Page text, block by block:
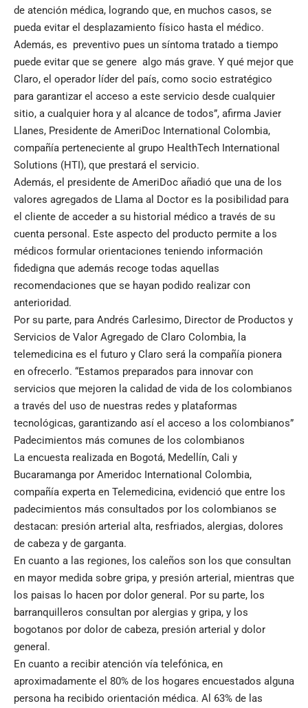
de atención médica, logrando que, en muchos casos, se
pueda evitar el desplazamiento físico hasta el médico.
Además, es preventivo pues un síntoma tratado a tiempo
puede evitar que se genere algo más grave. Y qué mejor que
Claro, el operador líder del país, como socio estratégico
para garantizar el acceso a este servicio desde cualquier
sitio, a cualquier hora y al alcance de todos”, afirma Javier
Llanes, Presidente de AmeriDoc International Colombia,
compañía perteneciente al grupo HealthTech International
Solutions (HTI), que prestará el servicio.
Además, el presidente de AmeriDoc añadió que una de los
valores agregados de Llama al Doctor es la posibilidad para
el cliente de acceder a su historial médico a través de su
cuenta personal. Este aspecto del producto permite a los
médicos formular orientaciones teniendo información
fidedigna que además recoge todas aquellas
recomendaciones que se hayan podido realizar con
anterioridad.
Por su parte, para Andrés Carlesimo, Director de Productos y
Servicios de Valor Agregado de Claro Colombia, la
telemedicina es el futuro y Claro será la compañía pionera
en ofrecerlo. “Estamos preparados para innovar con
servicios que mejoren la calidad de vida de los colombianos
a través del uso de nuestras redes y plataformas
tecnológicas, garantizando así el acceso a los colombianos”
Padecimientos más comunes de los colombianos
La encuesta realizada en Bogotá, Medellín, Cali y
Bucaramanga por Ameridoc International Colombia,
compañía experta en Telemedicina, evidenció que entre los
padecimientos más consultados por los colombianos se
destacan: presión arterial alta, resfriados, alergias, dolores
de cabeza y de garganta.
En cuanto a las regiones, los caleños son los que consultan
en mayor medida sobre gripa, y presión arterial, mientras que
los paisas lo hacen por dolor general. Por su parte, los
barranquilleros consultan por alergias y gripa, y los
bogotanos por dolor de cabeza, presión arterial y dolor
general.
En cuanto a recibir atención vía telefónica, en
aproximadamente el 80% de los hogares encuestados alguna
persona ha recibido orientación médica. Al 63% de las